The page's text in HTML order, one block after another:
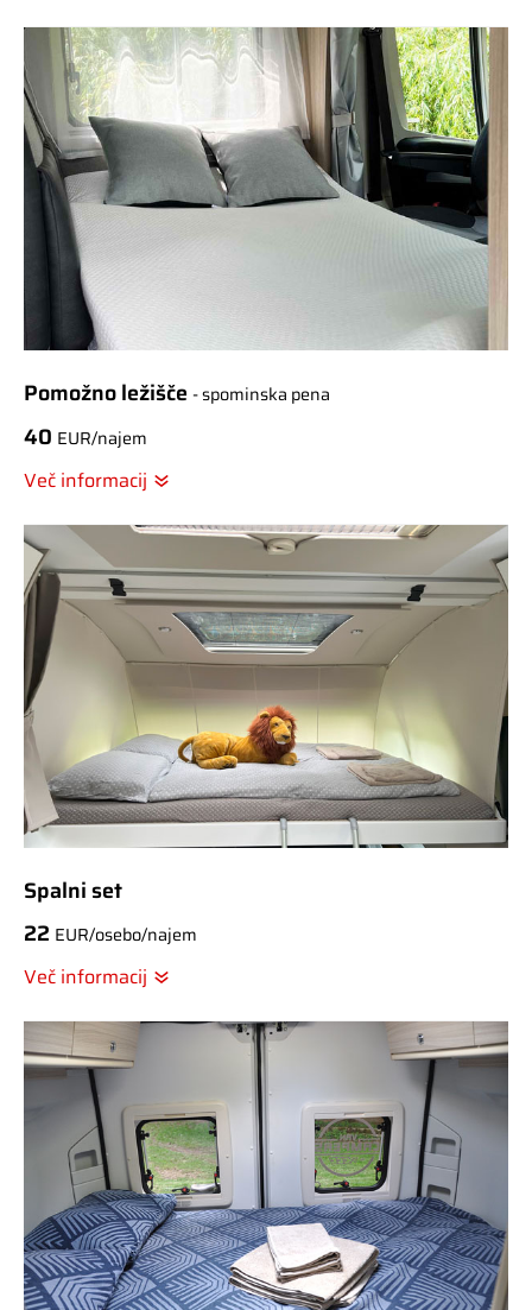
Pomožno ležišče - spominska pena
40 EUR/najem
Več informacij
Spalni set
22 EUR/osebo/najem
Več informacij